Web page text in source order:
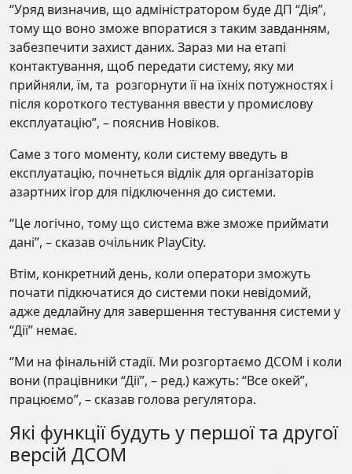
“Уряд визначив, що адміністратором буде ДП “Дія”,
тому що воно зможе впоратися з таким завданням,
забезпечити захист даних. Зараз ми на етапі
контактування, щоб передати систему, яку ми
прийняли, їм, та розгорнути її на їхніх потужностях і
після короткого тестування ввести у промислову
експлуатацію”, – пояснив Новіков.
Саме з того моменту, коли систему введуть в
експлуатацію, почнеться відлік для організаторів
азартних ігор для підключення до системи.
“Це логічно, тому що система вже зможе приймати
дані”, – сказав очільник PlayCity.
Втім, конкретний день, коли оператори зможуть
почати підкючатися до системи поки невідомий,
адже дедлайну для завершення тестування системи у
“Дії” немає.
“Ми на фінальній стадії. Ми розгортаємо ДСОМ і коли
вони (працівники “Дії”, – ред.) кажуть: “Все окей”,
працюємо”, – сказав голова регулятора.
Які функції будуть у першої та другої
версій ДСОМ